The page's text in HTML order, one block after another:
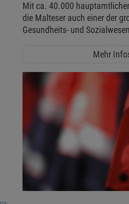
Mit ca. 40.000
die Malteser auch einer der
Gesundheits- und
Mehr